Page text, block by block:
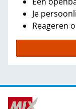
Je
Reageren